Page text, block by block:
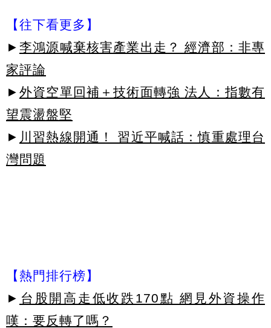
【往下看更多】
► 李鴻源喊棄核害產業出走？ 經濟部：非專
家評論
► 外資空單回補＋技術面轉強 法人：指數有
望震盪盤堅
► 川習熱線開通！ 習近平喊話：慎重處理台
灣問題
【熱門排行榜】
► 台股開高走低收跌170點 網見外資操作
嘆：要反轉了嗎？